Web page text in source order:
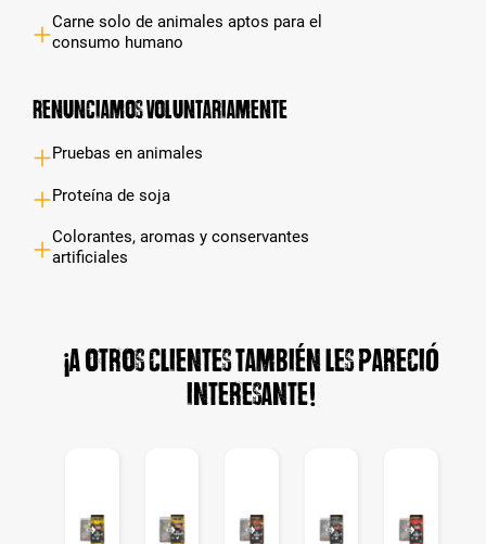
Carne solo de animales aptos para el
consumo humano
Renunciamos voluntariamente
Pruebas en animales
Proteína de soja
Colorantes, aromas y conservantes
artificiales
¡A otros clientes también les pareció
interesante!